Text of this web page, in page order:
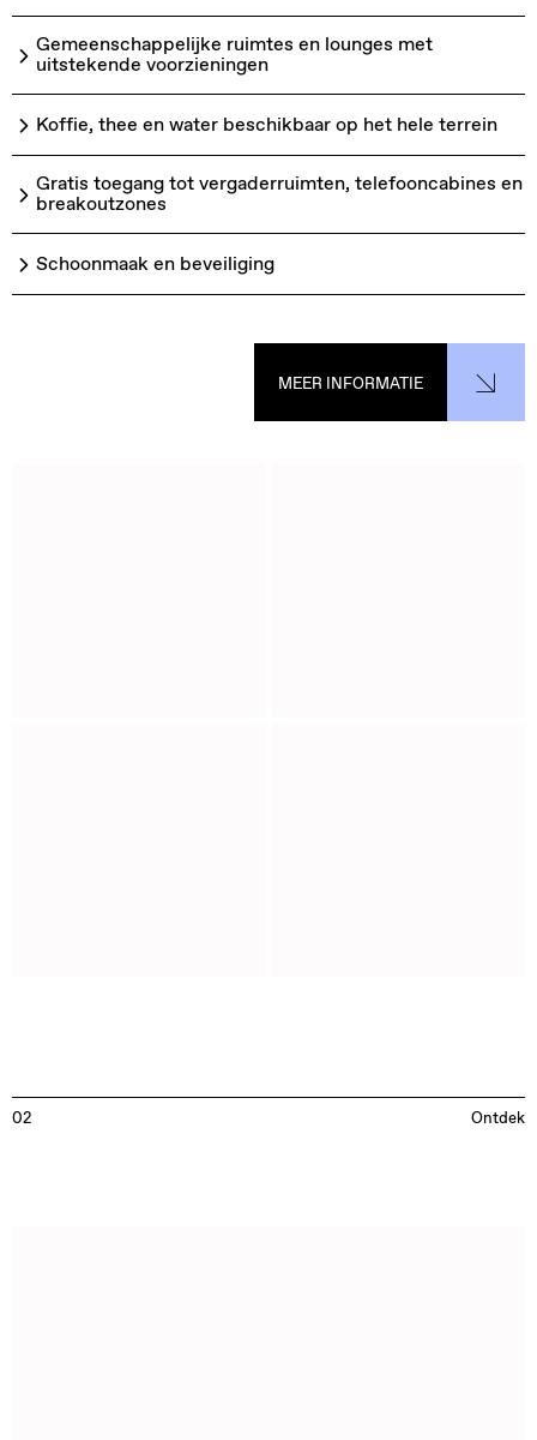
Gemeenschappelijke ruimtes en lounges met
uitstekende voorzieningen
Koffie, thee en water beschikbaar op het hele terrein
Gratis toegang tot vergaderruimten, telefooncabines en
breakoutzones
Schoonmaak en beveiliging
MEER INFORMATIE
02 Ontdek